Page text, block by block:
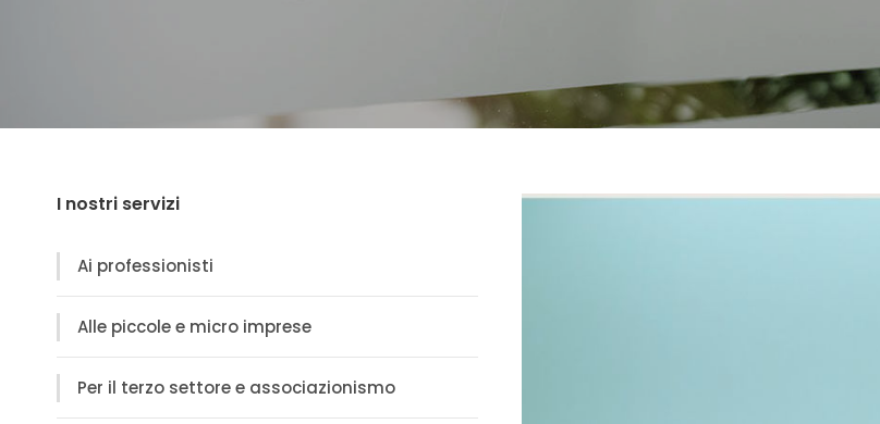
I nostri servizi
Ai professionisti
Alle piccole e micro imprese
Per il terzo settore e associazionismo